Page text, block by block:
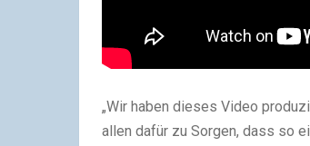
„Wir haben dieses Video
allen dafür zu Sorgen, dass so